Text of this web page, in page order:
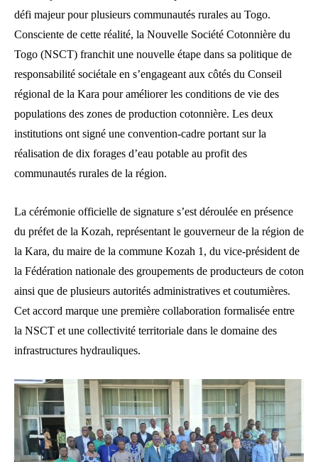
défi majeur pour plusieurs communautés rurales au Togo.
Consciente de cette réalité, la Nouvelle Société Cotonnière du
Togo (NSCT) franchit une nouvelle étape dans sa politique de
responsabilité sociétale en s’engageant aux côtés du Conseil
régional de la Kara pour améliorer les conditions de vie des
populations des zones de production cotonnière. Les deux
institutions ont signé une convention-cadre portant sur la
réalisation de dix forages d’eau potable au profit des
communautés rurales de la région.
La cérémonie officielle de signature s’est déroulée en présence
du préfet de la Kozah, représentant le gouverneur de la région de
la Kara, du maire de la commune Kozah 1, du vice-président de
la Fédération nationale des groupements de producteurs de coton
ainsi que de plusieurs autorités administratives et coutumières.
Cet accord marque une première collaboration formalisée entre
la NSCT et une collectivité territoriale dans le domaine des
infrastructures hydrauliques.